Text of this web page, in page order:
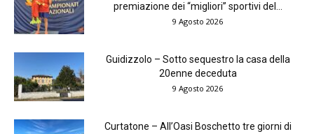
premiazione dei “migliori” sportivi del...
9 Agosto 2026
Guidizzolo – Sotto sequestro la casa della
20enne deceduta
9 Agosto 2026
Curtatone – All’Oasi Boschetto tre giorni di